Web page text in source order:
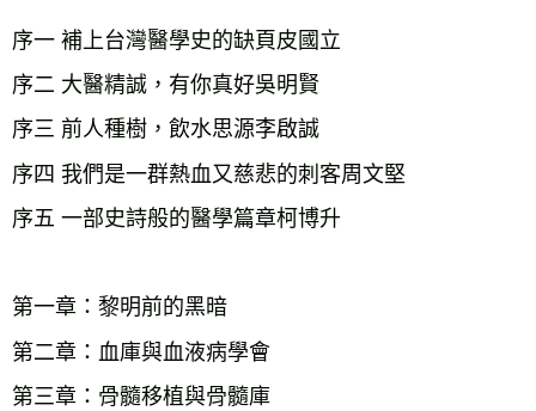
序一 補上台灣醫學史的缺頁皮國立
序二 大醫精誠，有你真好吳明賢
序三 前人種樹，飲水思源李啟誠
序四 我們是一群熱血又慈悲的刺客周文堅
序五 一部史詩般的醫學篇章柯博升
第一章：黎明前的黑暗
第二章：血庫與血液病學會
第三章：骨髓移植與骨髓庫